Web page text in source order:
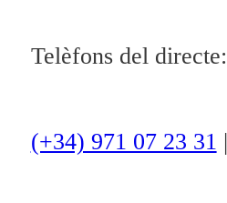
Telèfons del directe:
(+34) 971 07 23 31 |
OCI